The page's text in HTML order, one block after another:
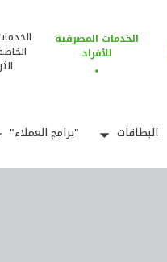
الخدمات المصرفية
للأفراد
البطاقات "برامج العملاء"